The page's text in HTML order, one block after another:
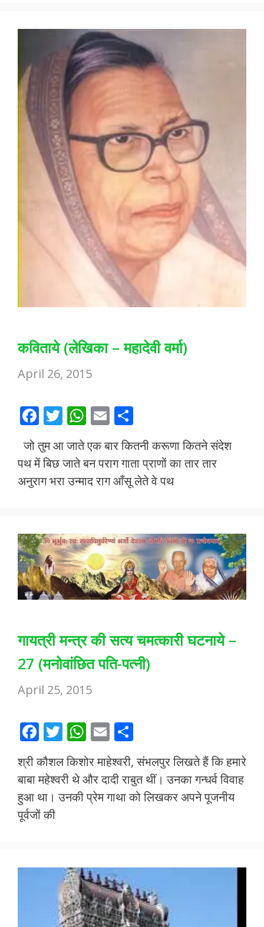
k p
कविताये (लेखिका – महादेवी वर्मा)
April 26, 2015
F
e
b
o
k
T
itt
er
W
at
s
A
p
E
m
ai
l
h
ar
e
जो तुम आ जाते एक बार कितनी करूणा कितने संदेश
पथ में बिछ जाते बन पराग गाता प्राणों का तार तार
अनुराग भरा उन्माद राग आँसू लेते वे पथ
गायत्री मन्त्र की सत्य चमत्कारी घटनाये –
27 (मनोवांछित पति-पत्नी)
April 25, 2015
F
ac
e
b
o
o
T
w
itt
er
W
h
at
s
A
E
m
ai
l
h
ar
e
श्री कौशल किशोर माहेश्वरी, संभलपुर लिखते हैं कि हमारे
बाबा महेश्वरी थे और दादी राबुत थीं। उनका गन्धर्व विवाह
हुआ था। उनकी प्रेम गाथा को लिखकर अपने पूजनीय
पूर्वजों की